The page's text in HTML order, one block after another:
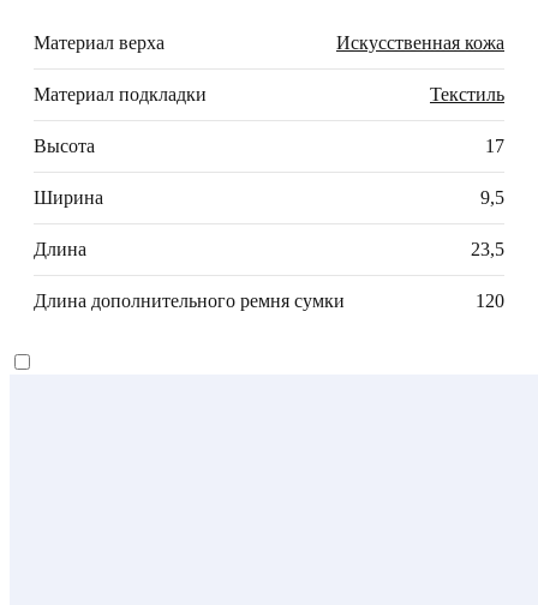
Материал верха Искусственная кожа
Материал подкладки Текстиль
Высота 17
Ширина 9,5
Длина 23,5
Длина дополнительного ремня сумки 120